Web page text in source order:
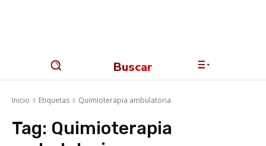
Buscar
Inicio Etiquetas Quimioterapia ambulatoria
Tag: Quimioterapia